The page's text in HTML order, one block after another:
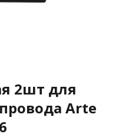
2шт для
Arte